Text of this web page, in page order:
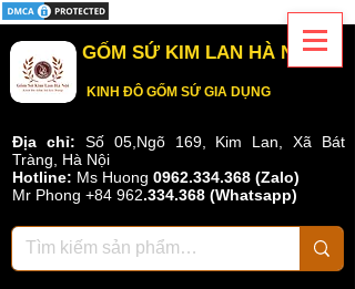
GỐM SỨ KIM LAN HÀ NỘI
KINH ĐÔ GỐM SỨ GIA DỤNG
Địa chỉ: Số 05,Ngõ 169, Kim Lan, Xã Bát
Tràng, Hà Nội
Hotline: Ms Huong 0962.334.368 (Zalo)
Mr Phong +84 962.334.368 (Whatsapp)